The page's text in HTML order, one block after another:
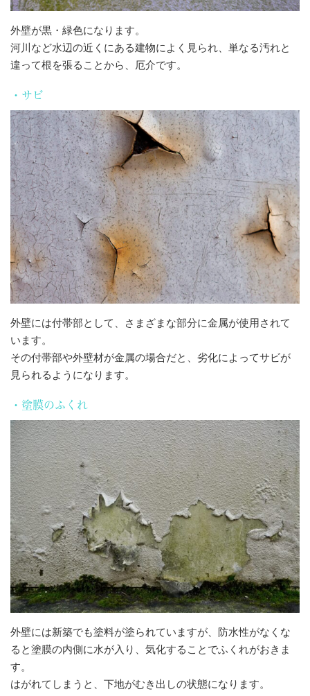
外壁が黒・緑色になります。
河川など水辺の近くにある建物によく見られ、単なる汚れと
違って根を張ることから、厄介です。
・サビ
外壁には付帯部として、さまざまな部分に金属が使用されて
います。
その付帯部や外壁材が金属の場合だと、劣化によってサビが
見られるようになります。
・塗膜のふくれ
外壁には新築でも塗料が塗られていますが、防水性がなくな
ると塗膜の内側に水が入り、気化することでふくれがおきま
す。
はがれてしまうと、下地がむき出しの状態になります。